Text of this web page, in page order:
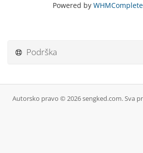
Powered by
Podrška
Autorsko pravo © 2026 sengked.com. Sva